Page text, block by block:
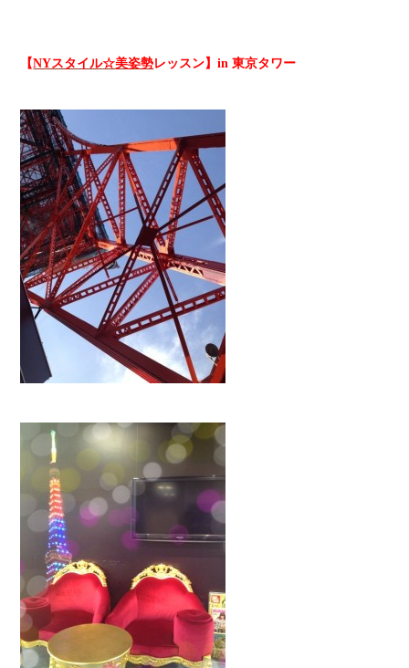
【NYスタイル☆美姿勢レッスン】in 東京タワー